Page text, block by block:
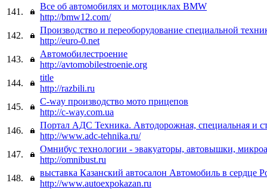
141.
Все об автомобилях и мотоциклах BMW
http://bmw12.com/
142.
Производство и переоборудование специальной
http://euro-0.net
143.
Автомобилестроение
http://avtomobilestroenie.org
144.
title
http://razbili.ru
145.
C-way производство мото прицепов
http://c-way.com.ua
146.
Портал АДС Техника. Автодорожная, специальная и
http://www.adc-tehnika.ru/
147.
Омнибус технологии - эвакуаторы, автовышки,
http://omnibust.ru
148.
выставка Казанский автосалон Автомобиль в сердце
http://www.autoexpokazan.ru